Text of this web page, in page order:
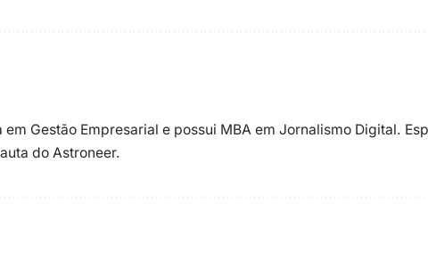
Gestão Empresarial e possui MBA em Jornalismo Digital.
do Astroneer.